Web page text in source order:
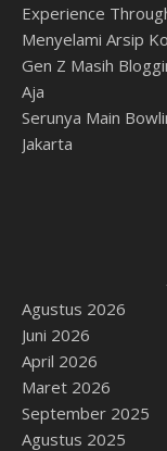
Experience
Menyelami Arsip
Gen Z Masih
Aja
Serunya Main
Jakarta
Agustus 2026
Juni 2026
April 2026
Maret 2026
September 2025
Agustus 2025